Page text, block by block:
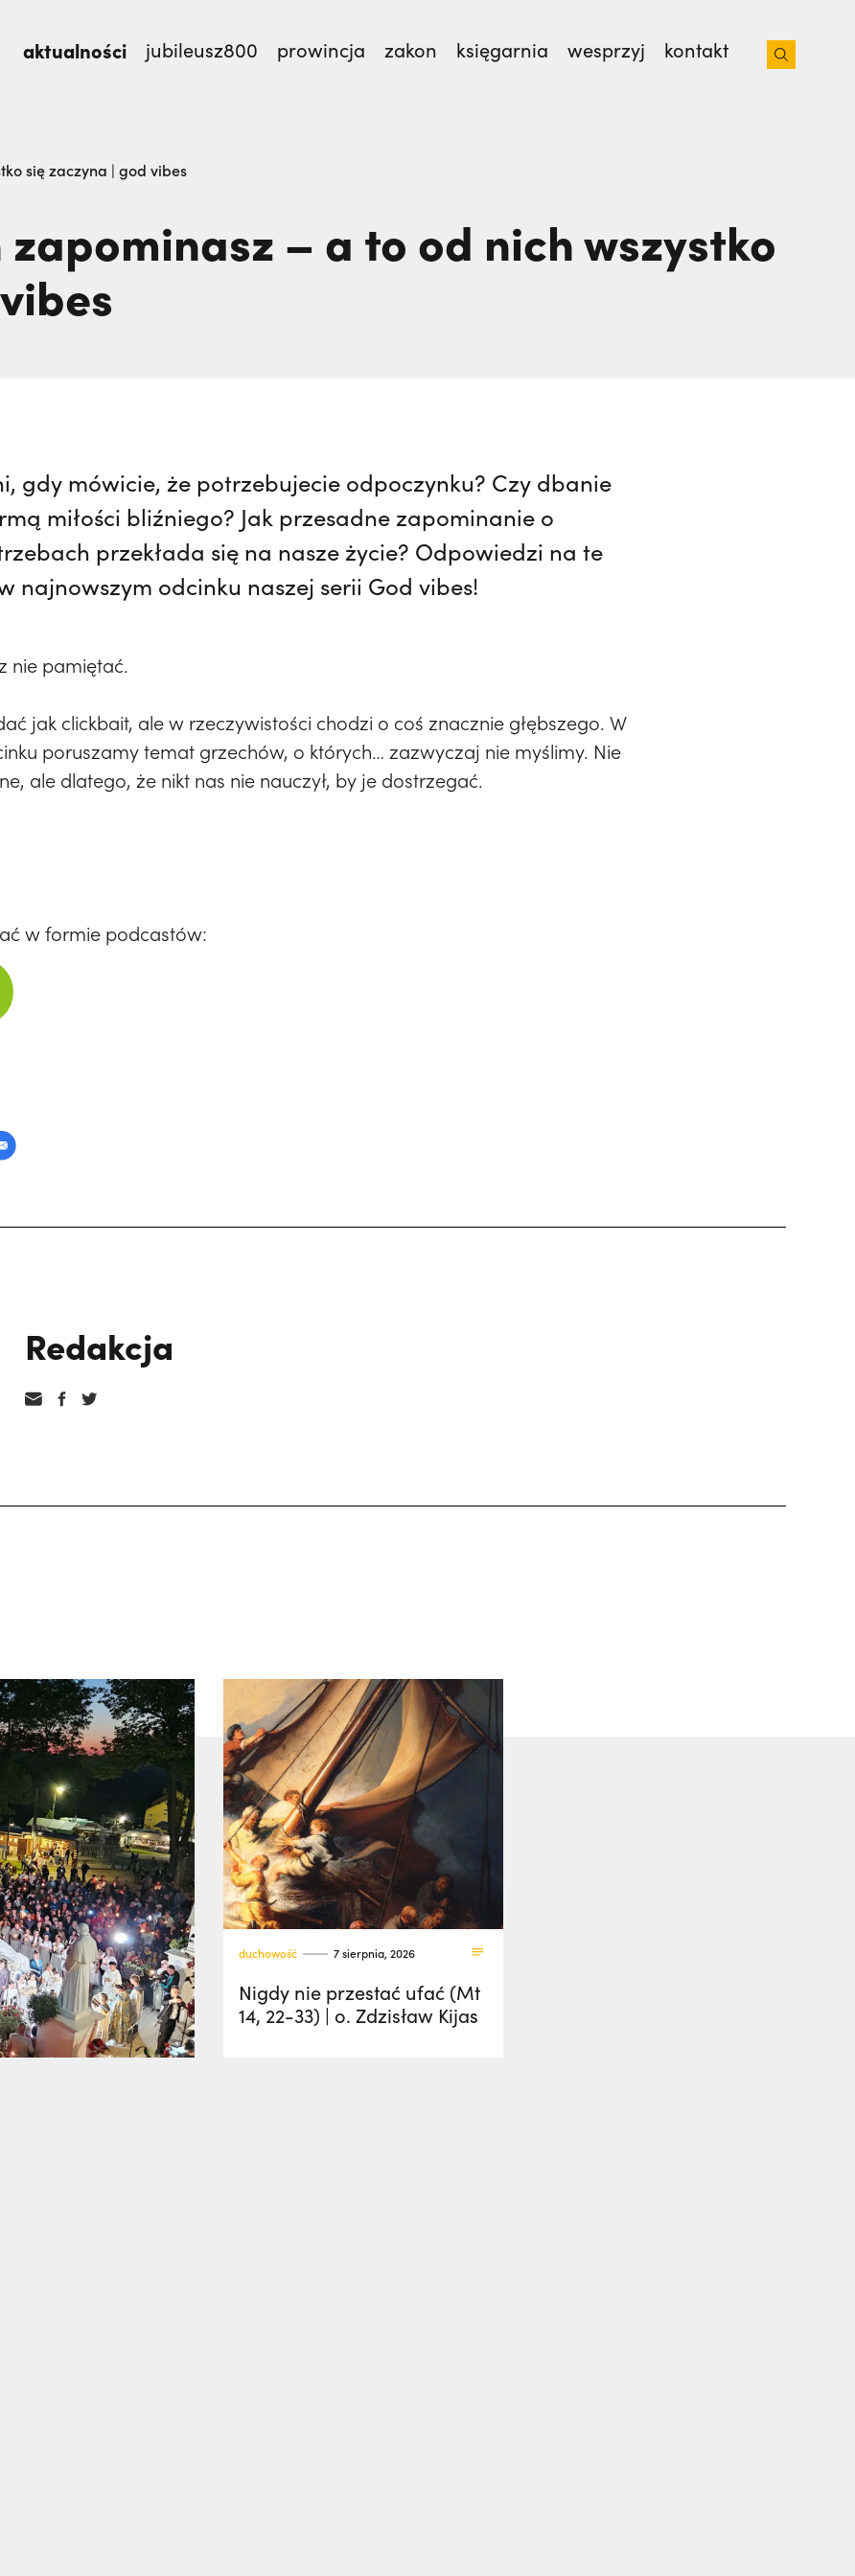
aktualności jubileusz800 prowincja zakon księgarnia wesprzyj kontakt
Nigdy nie przestać ufać (Mt 14, 22-33) | o. Zdzisław Kijas,
się zaczyna | god vibes
– a to od nich wszystko
gdy mówicie, że potrzebujecie odpoczynku? Czy dbanie
miłości bliźniego? Jak przesadne zapominanie o
przekłada się na nasze życie? Odpowiedzi na te
najnowszym odcinku naszej serii God vibes!
nie pamiętać.
jak clickbait, ale w rzeczywistości chodzi o coś znacznie głębszego. W
poruszamy temat grzechów, o których… zazwyczaj nie myślimy. Nie
ale dlatego, że nikt nas nie nauczył, by je dostrzegać.
w formie podcastów:
Redakcja
duchowość 7 sierpnia, 2026
Nigdy nie przestać ufać (Mt
14, 22-33) | o. Zdzisław Kijas